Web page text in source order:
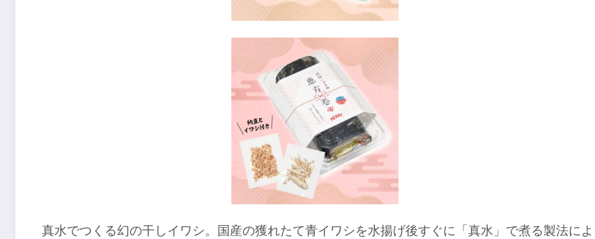
真水でつくる幻の干しイワシ。国産の獲れたて青イワシを水揚げ後すぐに「真水」で煮る製法によ